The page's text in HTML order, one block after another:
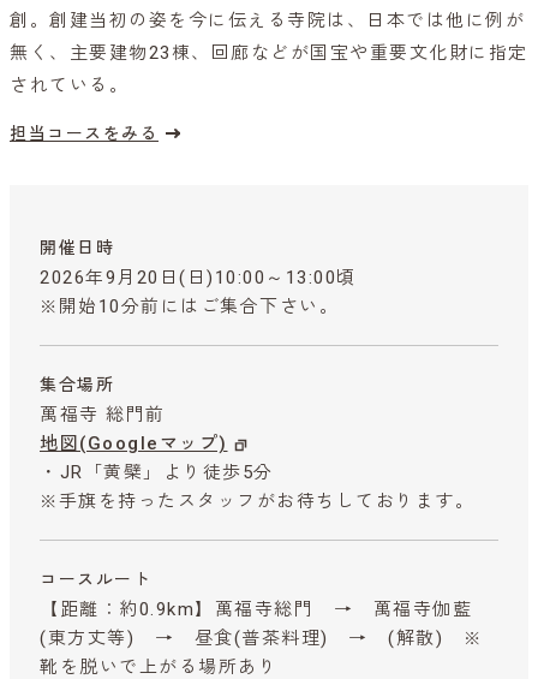
創。創建当初の姿を今に伝える寺院は、日本では他に例が
無く、主要建物23棟、回廊などが国宝や重要文化財に指定
されている。
担当コースをみる
開催日時
2026年9月20日(日)10:00～13:00頃
※開始10分前にはご集合下さい。
集合場所
萬福寺 総門前
地図(Googleマップ)
・JR「黄檗」より徒歩5分
※手旗を持ったスタッフがお待ちしております。
コースルート
【距離：約0.9km】萬福寺総門 → 萬福寺伽藍
(東方丈等) → 昼食(普茶料理) → (解散) ※
靴を脱いで上がる場所あり